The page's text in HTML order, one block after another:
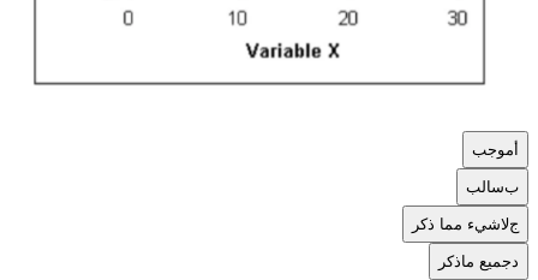
موجب
بسالب
جلاشيء مما ذكر
جميع ماذكر